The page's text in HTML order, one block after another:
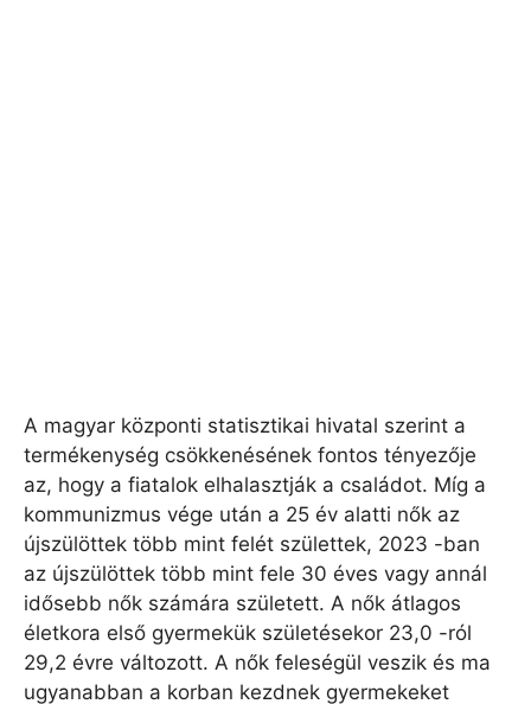
A magyar központi statisztikai hivatal szerint a
termékenység csökkenésének fontos tényezője
az, hogy a fiatalok elhalasztják a családot. Míg a
kommunizmus vége után a 25 év alatti nők az
újszülöttek több mint felét születtek, 2023 -ban
az újszülöttek több mint fele 30 éves vagy annál
idősebb nők számára született. A nők átlagos
életkora első gyermekük születésekor 23,0 -ról
29,2 évre változott. A nők feleségül veszik és ma
ugyanabban a korban kezdnek gyermekeket